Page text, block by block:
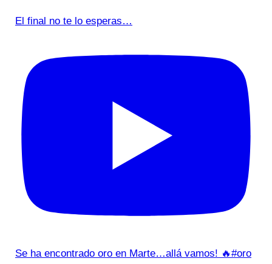
El final no te lo esperas…
Se ha encontrado oro en Marte…allá vamos! 🔥#oro